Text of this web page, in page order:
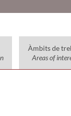
Àmbits de
Areas of